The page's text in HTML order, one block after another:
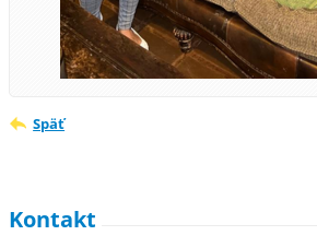
Späť
Kontakt